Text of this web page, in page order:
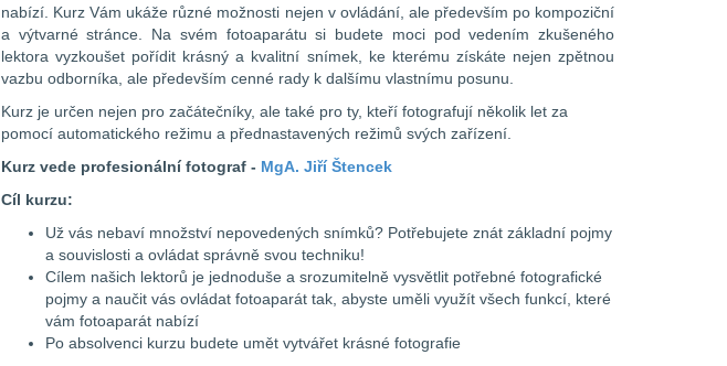
nabízí. Kurz Vám ukáže různé možnosti nejen v ovládání, ale především po kompoziční
a výtvarné stránce. Na svém fotoaparátu si budete moci pod vedením zkušeného
lektora vyzkoušet pořídit krásný a kvalitní snímek, ke kterému získáte nejen zpětnou
vazbu odborníka, ale především cenné rady k dalšímu vlastnímu posunu.
Kurz je určen nejen pro začátečníky, ale také pro ty, kteří fotografují několik let za
pomocí automatického režimu a přednastavených režimů svých zařízení.
Kurz vede profesionální fotograf - MgA. Jiří Štencek
Cíl kurzu:
Už vás nebaví množství nepovedených snímků? Potřebujete znát základní pojmy
a souvislosti a ovládat správně svou techniku!
Cílem našich lektorů je jednoduše a srozumitelně vysvětlit potřebné fotografické
pojmy a naučit vás ovládat fotoaparát tak, abyste uměli využít všech funkcí, které
vám fotoaparát nabízí
Po absolvenci kurzu budete umět vytvářet krásné fotografie